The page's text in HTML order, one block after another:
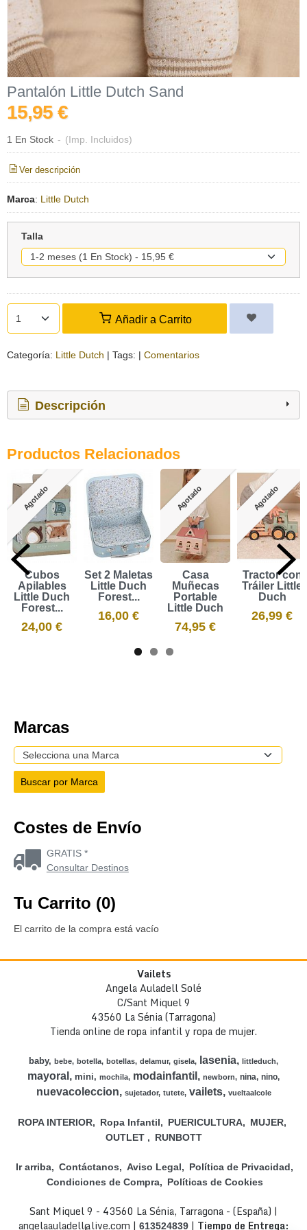
Pantalón Little Dutch Sand
15,95 €
1 En Stock - (Imp. Incluidos)
Ver descripción
Marca: Little Dutch
Talla
Añadir a Carrito
Categoría: Little Dutch | Tags: | Comentarios
Descripción
Productos Relacionados
Agotado
Cubos
Apilables
Little Duch
Forest...
24,00 €
Set 2 Maletas
Little Duch
Forest...
16,00 €
Agotado
Casa
Muñecas
Portable
Little Duch
74,95 €
Agotado
Tractor con
Tráiler Little
Duch
26,99 €
Marcas
Costes de Envío
GRATIS *
Consultar Destinos
Tu Carrito (0)
El carrito de la compra está vacío
Vailets
Angela Auladell Solé
C/Sant Miquel 9
43560 La Sénia (Tarragona)
Tienda online de ropa infantil y ropa de mujer.
baby bebe botella botellas delamur gisela lasenia littleduch
mayoral mini mochila modainfantil newborn nina nino
nuevacoleccion sujetador tutete vailets vueltaalcole
ROPA INTERIOR Ropa Infantil PUERICULTURA
MUJER
OUTLET
RUNBOTT
Ir arriba Contáctanos Aviso Legal
Política de Privacidad
Condiciones de Compra
Políticas de Cookies
Sant Miquel 9 - 43560 La Sénia, Tarragona - (España) |
angelaauladell@live.com | 613524839 | Tiempo de Entrega: